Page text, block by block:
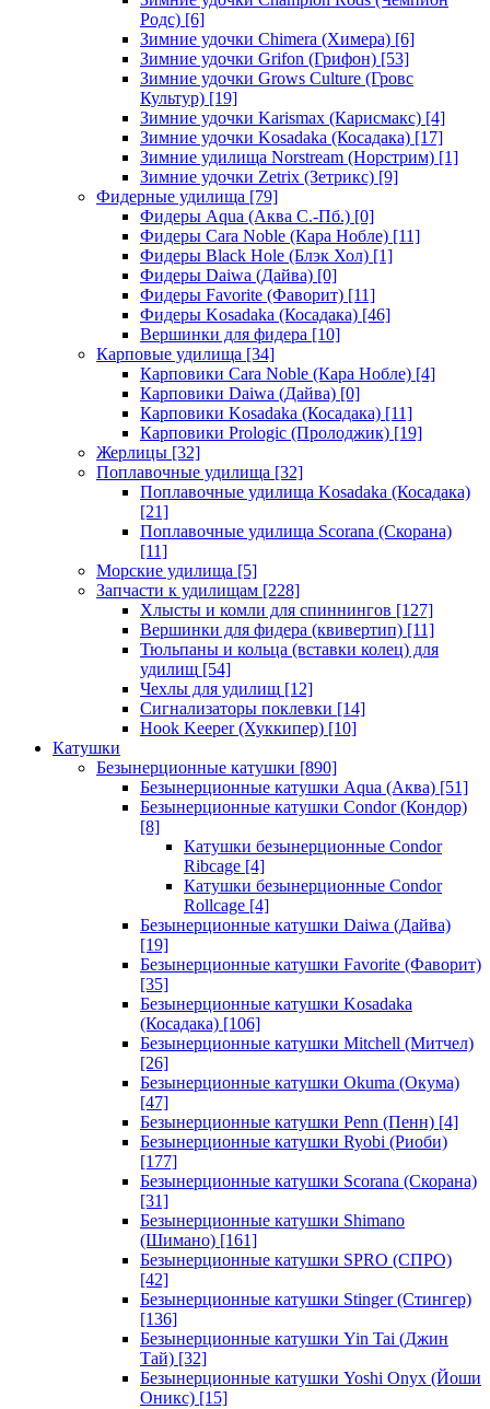
Родс) [6]
Зимние удочки Chimera (Химера) [6]
Зимние удочки Grifon (Грифон) [53]
Зимние удочки Grows Culture (Гровс
Культур) [19]
Зимние удочки Karismax (Карисмакс) [4]
Зимние удочки Kosadaka (Косадака) [17]
Зимние удилища Norstream (Норстрим) [1]
Зимние удочки Zetrix (Зетрикс) [9]
Фидерные удилища [79]
Фидеры Aqua (Аква С.-Пб.) [0]
Фидеры Cara Noble (Кара Нобле) [11]
Фидеры Black Hole (Блэк Хол) [1]
Фидеры Daiwa (Дайва) [0]
Фидеры Favorite (Фаворит) [11]
Фидеры Kosadaka (Косадака) [46]
Вершинки для фидера [10]
Карповые удилища [34]
Карповики Cara Noble (Кара Нобле) [4]
Карповики Daiwa (Дайва) [0]
Карповики Kosadaka (Косадака) [11]
Карповики Prologic (Пролоджик) [19]
Жерлицы [32]
Поплавочные удилища [32]
Поплавочные удилища Kosadaka (Косадака)
[21]
Поплавочные удилища Scorana (Скорана)
[11]
Морские удилища [5]
Запчасти к удилищам [228]
Хлысты и комли для спиннингов [127]
Вершинки для фидера (квивертип) [11]
Тюльпаны и кольца (вставки колец) для
удилищ [54]
Чехлы для удилищ [12]
Сигнализаторы поклевки [14]
Hook Keeper (Хуккипер) [10]
Катушки
Безынерционные катушки [890]
Безынерционные катушки Aqua (Аква) [51]
Безынерционные катушки Condor (Кондор)
[8]
Катушки безынерционные Condor
Ribcage [4]
Катушки безынерционные Condor
Rollcage [4]
Безынерционные катушки Daiwa (Дайва)
[19]
Безынерционные катушки Favorite (Фаворит)
[35]
Безынерционные катушки Kosadaka
(Косадака) [106]
Безынерционные катушки Mitchell (Митчел)
[26]
Безынерционные катушки Okuma (Окума)
[47]
Безынерционные катушки Penn (Пенн) [4]
Безынерционные катушки Ryobi (Риоби)
[177]
Безынерционные катушки Scorana (Скорана)
[31]
Безынерционные катушки Shimano
(Шимано) [161]
Безынерционные катушки SPRO (СПРО)
[42]
Безынерционные катушки Stinger (Стингер)
[136]
Безынерционные катушки Yin Tai (Джин
Тай) [32]
Безынерционные катушки Yoshi Onyx (Йоши
Оникс) [15]